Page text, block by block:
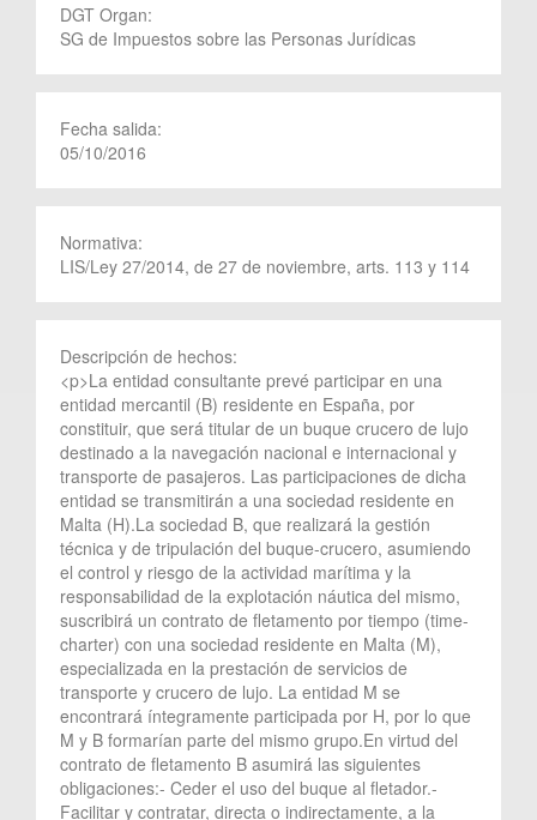
DGT Organ:
SG de Impuestos sobre las Personas Jurídicas
Fecha salida:
05/10/2016
Normativa:
LIS/Ley 27/2014, de 27 de noviembre, arts. 113 y 114
Descripción de hechos:
<p>La entidad consultante prevé participar en una
entidad mercantil (B) residente en España, por
constituir, que será titular de un buque crucero de lujo
destinado a la navegación nacional e internacional y
transporte de pasajeros. Las participaciones de dicha
entidad se transmitirán a una sociedad residente en
Malta (H).La sociedad B, que realizará la gestión
técnica y de tripulación del buque-crucero, asumiendo
el control y riesgo de la actividad marítima y la
responsabilidad de la explotación náutica del mismo,
suscribirá un contrato de fletamento por tiempo (time-
charter) con una sociedad residente en Malta (M),
especializada en la prestación de servicios de
transporte y crucero de lujo. La entidad M se
encontrará íntegramente participada por H, por lo que
M y B formarían parte del mismo grupo.En virtud del
contrato de fletamento B asumirá las siguientes
obligaciones:- Ceder el uso del buque al fletador.-
Facilitar y contratar, directa o indirectamente, a la